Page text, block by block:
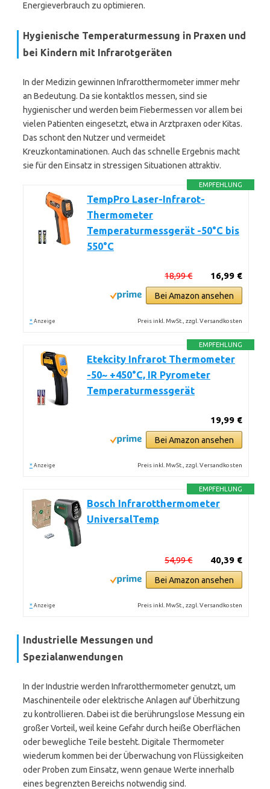
Energieverbrauch zu optimieren.
Hygienische Temperaturmessung in Praxen und
bei Kindern mit Infrarotgeräten
In der Medizin gewinnen Infrarotthermometer immer mehr
an Bedeutung. Da sie kontaktlos messen, sind sie
hygienischer und werden beim Fiebermessen vor allem bei
vielen Patienten eingesetzt, etwa in Arztpraxen oder Kitas.
Das schont den Nutzer und vermeidet
Kreuzkontaminationen. Auch das schnelle Ergebnis macht
sie für den Einsatz in stressigen Situationen attraktiv.
EMPFEHLUNG
TempPro Laser-Infrarot-
Thermometer
Temperaturmessgerät -50°C bis
550°C
16,99 €
18,99 €
Bei Amazon ansehen
* Anzeige Preis inkl. MwSt., zzgl. Versandkosten
EMPFEHLUNG
Etekcity Infrarot Thermometer
-50~ +450°C, IR Pyrometer
Temperaturmessgerät
19,99 €
Bei Amazon ansehen
* Anzeige Preis inkl. MwSt., zzgl. Versandkosten
EMPFEHLUNG
Bosch Infrarotthermometer
UniversalTemp
40,39 €
54,99 €
Bei Amazon ansehen
* Anzeige Preis inkl. MwSt., zzgl. Versandkosten
Industrielle Messungen und
Spezialanwendungen
In der Industrie werden Infrarotthermometer genutzt, um
Maschinenteile oder elektrische Anlagen auf Überhitzung
zu kontrollieren. Dabei ist die berührungslose Messung ein
großer Vorteil, weil keine Gefahr durch heiße Oberflächen
oder bewegliche Teile besteht. Digitale Thermometer
wiederum kommen bei der Überwachung von Flüssigkeiten
oder Proben zum Einsatz, wenn genaue Werte innerhalb
eines begrenzten Bereichs notwendig sind.